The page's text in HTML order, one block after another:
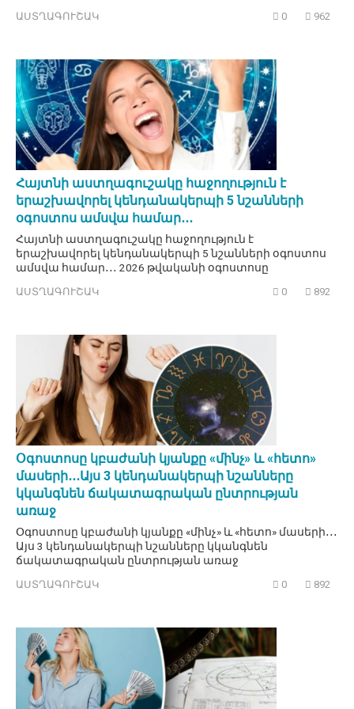
ԱՍՏՂԱԳՈՒՇԱԿ 0 962
Հայտնի աստղագուշակը հաջողություն է
երաշխավորել կենդանակերպի 5 նշանների
օգոստոս ամսվա համար․․․
Հայտնի աստղագուշակը հաջողություն է
երաշխավորել կենդանակերպի 5 նշանների օգոստոս
ամսվա համար․․․ 2026 թվականի օգոստոսը
ԱՍՏՂԱԳՈՒՇԱԿ 0 892
Օգոստոսը կբաժանի կյանքը «մինչ» և «հետո»
մասերի․․․Այս 3 կենդանակերպի նշանները
կկանգնեն ճակատագրական ընտրության
առաջ
Օգոստոսը կբաժանի կյանքը «մինչ» և «հետո» մասերի․․․
Այս 3 կենդանակերպի նշանները կկանգնեն
ճակատագրական ընտրության առաջ
ԱՍՏՂԱԳՈՒՇԱԿ 0 892